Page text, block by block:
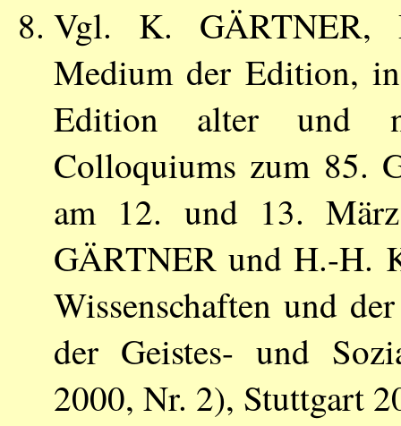
Vgl. K. GÄRTNER,
Medium der Edition,
Edition alter und
Colloquiums zum 85.
am 12. und 13.
GÄRTNER undH.-H.
Wissenschaften und
der Geistes- und
2000, Nr. 2), Stuttgart